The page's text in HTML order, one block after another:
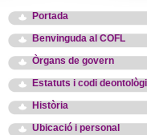
Portada
Benvinguda al COFL
Òrgans de govern
Estatuts i codi
Història
Ubicació i personal